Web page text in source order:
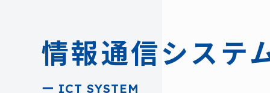
情報通信システ
ー ICT SYSTEM